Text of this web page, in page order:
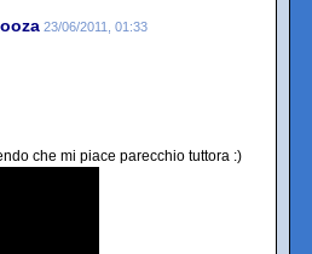
23/06/2011, 01:33
che mi piace parecchio tuttora :)